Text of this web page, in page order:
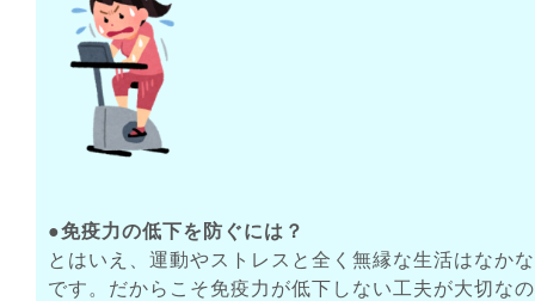
●免疫力の低下を防ぐには？
とはいえ、運動やストレスと全く無縁な生活はなか
です。だからこそ免疫力が低下しない工夫が大切な